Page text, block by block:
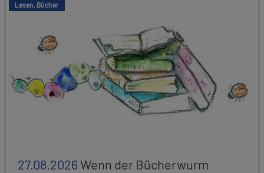
Lesen, Bücher
27.08.2026Wenn der Bücherwurm